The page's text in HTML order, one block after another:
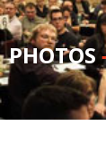
PHOTOS